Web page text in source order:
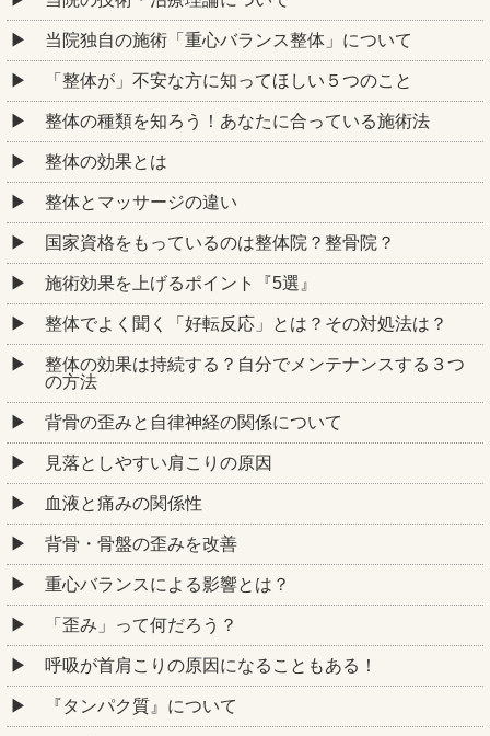
当院独自の施術「重心バランス整体」について
「整体が」不安な方に知ってほしい５つのこと
整体の種類を知ろう！あなたに合っている施術法
整体の効果とは
整体とマッサージの違い
国家資格をもっているのは整体院？整骨院？
施術効果を上げるポイント『5選』
整体でよく聞く「好転反応」とは？その対処法は？
整体の効果は持続する？自分でメンテナンスする３つ
の方法
背骨の歪みと自律神経の関係について
見落としやすい肩こりの原因
血液と痛みの関係性
背骨・骨盤の歪みを改善
重心バランスによる影響とは？
「歪み」って何だろう？
呼吸が首肩こりの原因になることもある！
『タンパク質』について